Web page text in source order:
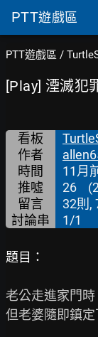
PTT遊戲區
PTT遊戲區 /
[Play] 湮滅犯
看板
作者
時間 11月
推噓 26 (
留言
32則,
討論串 1/1
題目：
老公走進家門
但老婆隨即鎮